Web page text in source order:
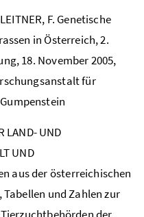
F. Genetische
in Österreich, 2.
18. November 2005,
für
LAND- UND
UND
aus der österreichischen
und Zahlen zur